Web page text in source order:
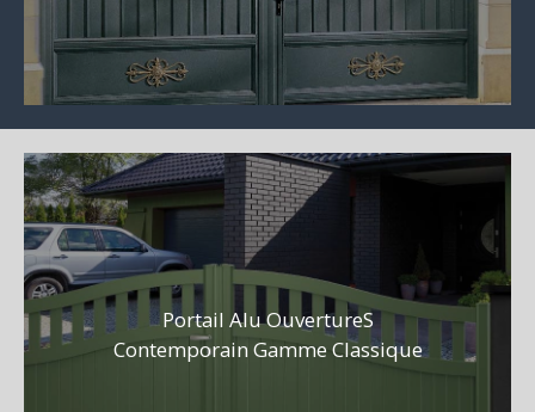
Portail Alu OuvertureS
Contemporain Gamme Classique